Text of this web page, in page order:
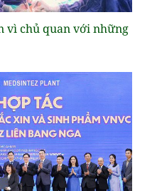
vì chủ quan với những